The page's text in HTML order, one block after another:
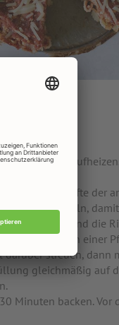
Unterhitze aufheizen.
die Hälfte der
Öl beträufeln,
auslegen und die
in etwas Öl in einer
streuen, dann
gleichmäßig auf
Minuten backen.